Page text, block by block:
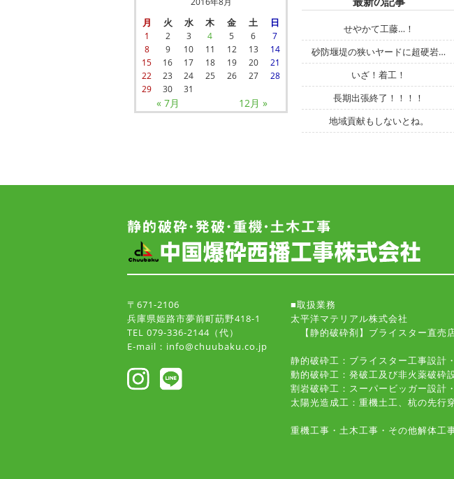
月 火 水 木 金 土 日
« 7月 12月 »
1 2 3 4 5 6
7
8
9 10 11 12 13
14
15
16 17 18 19 20
21
22
23 24 25 26 27
28
29
30 31
せやかて工藤…！
砂防堰堤の狭いヤードに超硬岩…
いざ！着工！
長期出張終了！！！！
地域貢献もしないとね。
〒671-2106
兵庫県姫路市夢前町莇野418-1
TEL 079-336-2144（代）
E-mail：info@chuubaku.co.jp
■取扱業務
太平洋マテリアル株式会社
【静的破砕剤】ブライスター直売
静的破砕工：ブライスター工事設計
動的破砕工：発破工及び非火薬破砕
割岩破砕工：スーパービッガー設計
太陽光造成工：重機土工、杭の先行
重機工事・土木工事・その他解体工